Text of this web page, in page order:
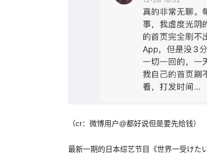
（cr：微博用户@都好说但是要先给钱）
最新一期的日本综艺节目《世界一受けた